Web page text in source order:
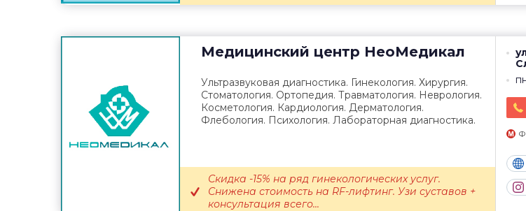
Медицинский центр НеоМедикал
Ультразвуковая диагностика. Гинекология. Хирургия.
Стоматология. Ортопедия. Травматология. Неврология.
Косметология. Кардиология. Дерматология.
Флебология. Психология. Лабораторная диагностика.
Скидка -15% на ряд гинекологических услуг.
Снижена стоимость на RF-лифтинг. Узи суставов +
консультация всего...